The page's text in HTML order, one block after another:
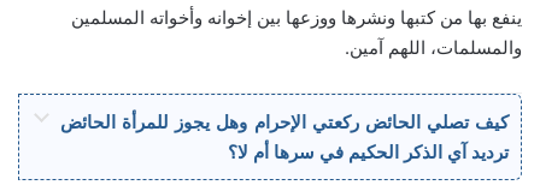
ينفع بها من كتبها ونشرها ووزعها بين إخوانه وأخواته المسلمين
والمسلمات، اللهم آمين.
كيف تصلي الحائض ركعتي الإحرام وهل يجوز للمرأة الحائض
ترديد آي الذكر الحكيم في سرها أم لا؟